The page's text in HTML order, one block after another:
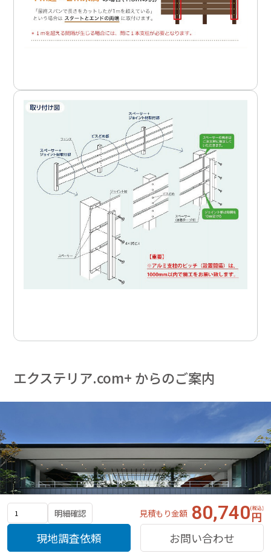
明細確認 見積もり金額 80,740
現地調査依頼 お問い合わせ
エクステリア.com+ からのご案内
ショールームのご案内